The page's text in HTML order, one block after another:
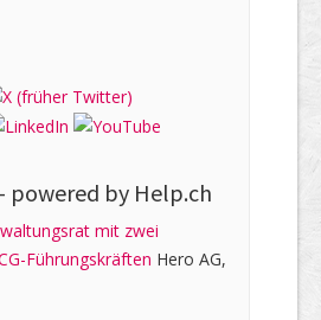
powered by Help.ch
mit zwei
Führungskräften Hero AG,